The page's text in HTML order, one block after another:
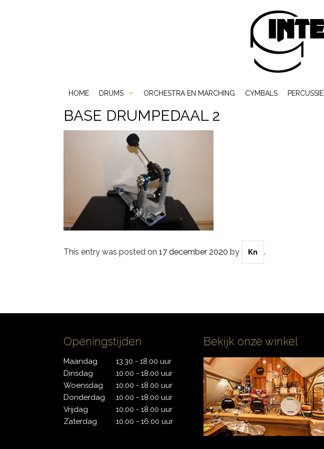
HOME DRUMS
Akoestische Drums
DS
Gretsch
Ludwig
Mapex
Tama
Yamaha
Elektrische Drums
ATV
Carlsbro
Yamaha
Gebruikt & Beurs
Snare Drums
ORCHESTRA EN MARCHING CYMBALS PERCUSSIE
BASE DRUMPEDAAL 2
This entry was posted on 17 december 2020 by Kn .
Openingstijden
Maandag
Dinsdag
Woensdag
Donderdag
Vrijdag
Zaterdag
13.30 - 18.00 uur
10.00 - 18.00 uur
10.00 - 18.00 uur
10.00 - 18.00 uur
10.00 - 18.00 uur
10.00 - 16.00 uur
Bekijk onze winkel